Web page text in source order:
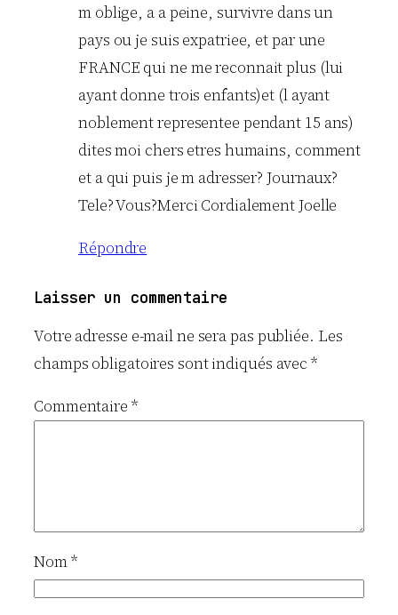
m oblige, a a peine, survivre dans un
pays ou je suis expatriee, et par une
FRANCE qui ne me reconnait plus (lui
ayant donne trois enfants)et (l ayant
noblement representee pendant 15 ans)
dites moi chers etres humains, comment
et a qui puis je m adresser? Journaux?
Tele? Vous?Merci Cordialement Joelle
Répondre
Laisser un commentaire
Votre adresse e-mail ne sera pas publiée. Les
champs obligatoires sont indiqués avec*
Commentaire *
Nom*